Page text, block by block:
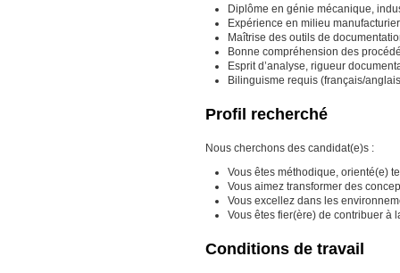
Diplôme en génie mécanique,
Expérience en milieu
Maîtrise des outils de
Bonne compréhension des
Esprit d’analyse, rigueur
Bilinguisme requis (français/
Profil recherché
Nous cherchons des candidat(e)s :
Vous êtes méthodique, orienté(e)
Vous aimez transformer des
Vous excellez dans les
Vous êtes fier(ère) de contribuer à
Conditions de travail